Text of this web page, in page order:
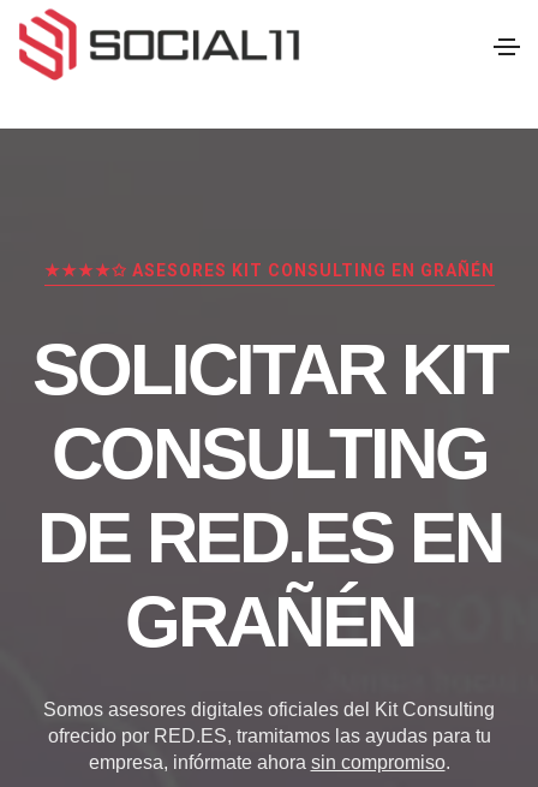
★★★★✩ ASESORES KIT CONSULTING EN GRAÑÉN
SOLICITAR KIT
CONSULTING
DE RED.ES EN
GRAÑÉN
Somos asesores digitales oficiales del Kit Consulting
ofrecido por RED.ES, tramitamos las ayudas para tu
empresa, infórmate ahora sin compromiso.